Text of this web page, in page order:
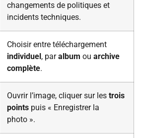
changements de politiques et
incidents techniques.
Choisir entre téléchargement
individuel, paralbum ou archive
complète.
Ouvrir l’image, cliquer sur les trois
points puis « Enregistrer la
photo ».